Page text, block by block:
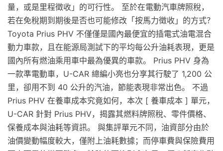
量，或是里程徵收」的可行性。 至於在電動汽車牌照稅，
若在免稅期到期後是否也可能修改「按馬力徵收」的方式？
Toyota Prius PHV 不僅僅是國內最便宜的插電式油電混合
動力車款，且在能源局測試下的平均每公升油耗表現，更是
國內所有燃油乘用車中最為優異的車款。 Prius PHV 身為
一款準電動車，U-CAR 總編小亮也分享其行駛了 1,200 公
里，卻用不到 40 公升的汽油，節能表現非常出色。 不過
Prius PHV 在養車成本究竟如何，本次 [ 養車成本 ] 單元，
U-CAR 針對 Prius PHV，揭露其燃料牌照稅、零件價格、
保養成本與油耗等資訊。 與集評單元不同，油資部分由於
油價變動幅度較大，僅附上油耗數據；而停車費與保險費用